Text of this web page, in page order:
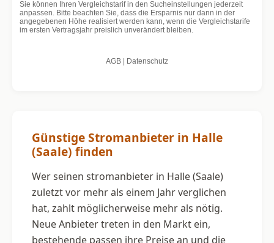
Günstige Stromanbieter in Halle
(Saale) finden
Wer seinen stromanbieter in Halle (Saale)
zuletzt vor mehr als einem Jahr verglichen
hat, zahlt möglicherweise mehr als nötig.
Neue Anbieter treten in den Markt ein,
bestehende passen ihre Preise an und die